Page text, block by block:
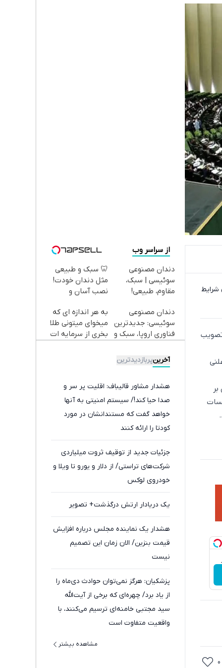
از آن شرایط
در شرایط عادی تصویب
0
از سراسر وب
دندان مصنوعی
سوئیسی | سبک،
مقاوم، طبیعی!
رایگان+پرداخت
اقساطی😍
🦷 سبک و طبیعی
مثل دندان خودت!
نصب آسان و
📍 تهران
دندان مصنوعی
سوئیسی: جدیدترین
فناوری اروپا، سبک و
قسطی
به هر اندازه ای که
میخوای میتونی طلا
بخری از سرمایه ات
آخرینپربازدیدترین
هشدار مشاور قالیباف: اقلیت پر سر و
صدا حیا کند!/ سیستم امنیتی به آنها
خواهد گفت که مستندانشان در مورد
کودتا را ارائه کنند
جزئیات جدید از توقیف ثروت میلیاردی
شرکت‌های تراستی/ از دلار و یورو تا ویلا و
خودروی لوکس
یک دریادار ارتش درگذشت+ تصویر
هشدار یک نماینده مجلس درباره افزایش
قیمت بنزین/ الان زمان این تصمیم
نیست
پزشکیان: هرگز نمی‌توان حوادث دی‌ماه را
از یاد برد/ چهره‌ای که برخی از آیت‌الله
سید مجتبی خامنه‌ای ترسیم می‌کنند، با
واقعیت متفاوت است
مشاهده بیشتر